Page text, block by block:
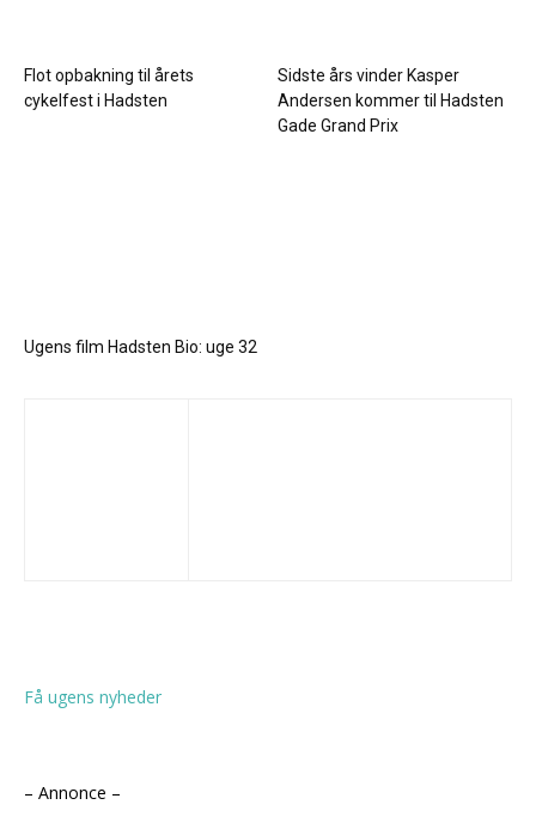
Flot opbakning til årets
cykelfest i Hadsten
Sidste års vinder Kasper
Andersen kommer til Hadsten
Gade Grand Prix
Ugens film Hadsten Bio: uge 32
Få ugens nyheder
– Annonce –